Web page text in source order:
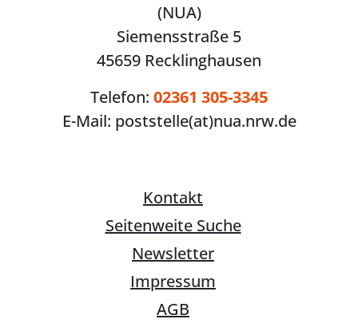
(NUA)
Siemensstraße 5
45659 Recklinghausen
Telefon: 02361 305-3345
E-Mail: poststelle(at)nua.nrw.de
Kontakt
Seitenweite Suche
Newsletter
Impressum
AGB